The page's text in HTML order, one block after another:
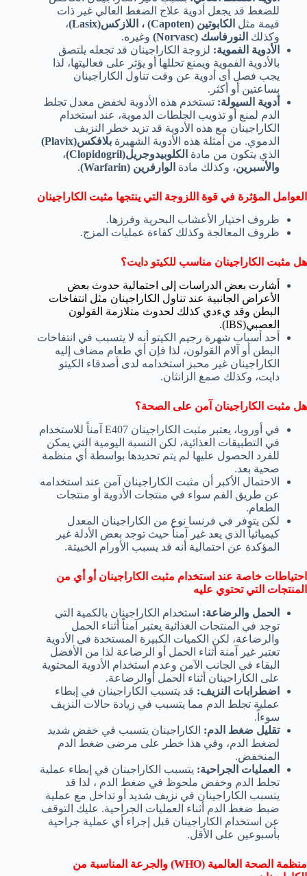
للضغط قد يجعل أدوية علاج الضغط العالي غير ذات
قيمة مثل الكابوتين (Capoten) ، اللازكس(Lasix)
،
وكذلك النورفاسك (Norvasc)
وغيره.
الأدوية الفموية: لزوجة الكاراجينان قد تجعله يلتصق
بالأدوية الفموية ويمنع تحللها أو يؤثر على فعاليتها، لذا
يجب فصل أى أدوية عن وقت تناول الكاراجينان
بساعتين أو أكثر.
أدوية السيولة: تستخدم هذه الأدوية لخفض معدل تجلط
الدم لمنع أو تذويب الجلطات الدموية، عند استخدام
الكاراجينان مع هذه الأدوية قد تزيد خطر النزيف
الدموي. من أمثلة هذه الأدوية الشهيرة بلافكس(Plavix)
الذي يتكون من مادة الكلوبيدوجريل(Clopidogril)
،
والأسبرين، وكذلك مادة الوارفرين (Warfarin) .
العوامل المؤثرة في قوة اللزوجة التي ينتجها مثبت الكاراجينان
ظروف اختيار الأعشاب البحرية وفرزها.
ظروف المعالجة وكذلك كفاءة عمليات المزج.
هل مثبت الكاراجينان مناسب للكيتو دايت؟
أشارت بعض الدراسات إلى احتمالية حدوث بعض
الأعراض الجانبية عند تناول الكاراجينان مثل انتفاخات
البطن وقد يءدي كذلك لحدوث متلازمة القولون
العصبي(IBS).
أحد أسباب شهرة رجيم الكيتو أنه لا يتسبب في انتفاخات
البطن أو آلام القولون، لذا فإن أي طعام مضاف إليه
الكاراجينان غير محبز استخدامه لدى أصدقاء الكيتو
دايت، وكذلك صمغ الزانثان.
هل مثبت الكاراجينان آمن على الصحة؟
في أوروبا، يعتبر مثبت الكاراجينان E407 آمناً للاستخدام
في التطبيقات الغذائية، لكن النسبة اليومية التي يمكن
للفرد الحصول عليها لم يتم تحديدها بواسطة أي منظمة
صحية بعد.
الاحتمال الأكبر أن مثبت الكاراجينان آمن عند استخدامه
عن طريق الفم سواء في منتجات الأدوية أو منتجات
الطعام.
لكن يتوفر في فرنسا نوع من الكاراجينان المعدل
كيميائياً الذي يعد غير آمناً حيث توجد بعض الأدلة غير
المؤكدة عن احتمالية أنه قد يسبب الأورام الخبيثة.
احتياطات خاصة عند استخدام مثبت الكاراجينان أو أي من
المنتجات التي تحتوي عليه
الحمل والرضاعة: استخدام الكاراجينان بالكمية التي
توجد في المنتجات الغذائية يعتبر آمناً أثناء الحمل
والرضاعة، لكن الكميات الكبيرة المستخدة في الأدوية
تعتبر غير آمنة أثناء الحمل أو الرضاعة لذا من الأفضل
البقاء في الجانب الآمن وعدم استخدام الأدوية المحتوية
على الكاراجينان أثناء الحمل أوالرضاعة.
اضطرابات النزيف: قد يتسبب الكاراجينان في إبطاء
عملية تجلط الدم مما يتسبب في زيادة حالات النزيف
سوءاً.
تقليل ضغط الدم: الكاراجينان يتسبب في خفض شديد
لضغط الدم، وفي هذا خطر على مرضى ضغط الدم
المنخفض.
العمليات الجراحية: يتسبب الكاراجينان في إبطاء عملية
تجلط الدم وخفض ملحوظ في ضغط الدم ، لذا قد
يتسبب الكاراجينان في نزيف شديد أو تداخل مع عملية
ضبط ضغط الدم أثناء العمليات الجراحية. عليك التوقف
عن استخدام الكاراجينان قبل إجراء أي عملية جراحية
بأسبوعين على الأقل.
منظمة الصحة العالمية (WHO) والجرعة المناسبة من